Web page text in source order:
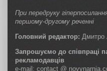
При передруку
першому-другому реченні
Головний редактор: Дмитро
Запрошуємо до співпраці
рекламодавців
e-mail: contact @